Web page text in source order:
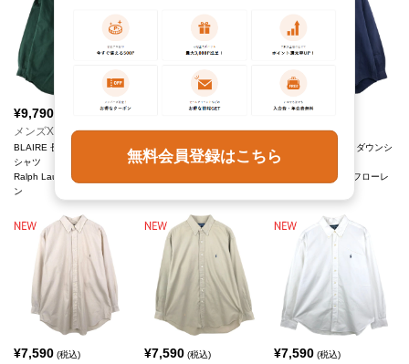
¥9,790
メンズXL
BLAIRE 長袖 ボタンダウン
シャツ
Ralph Lauren/ラルフローレ
ン
メンズL
BLAKE 長袖 ボタンダウンシ
ャツ
¥9,790
メンズXL
BLAKE 長袖 ボタンダウンシ
ャツ
Ralph Lauren/ラルフローレ
¥7,590 (税込) ¥7,590(税込) ¥7,590 (税込)
無料会員登録はこちら